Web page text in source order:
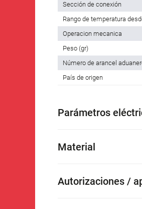
Sección de conexión
Rango de temperatura
Operacion mecanica
Peso (gr)
Número de arancel
País de origen
Parámetros
Material
Autorizaciones /